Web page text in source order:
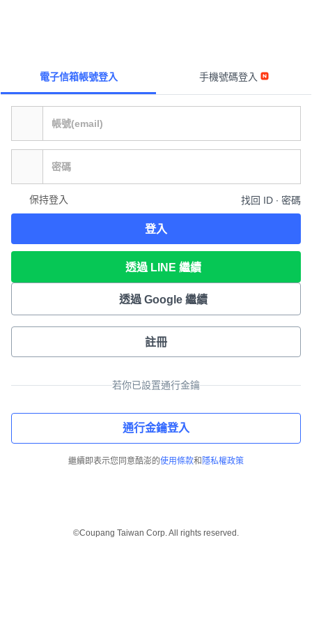
電子信箱帳號登入 手機號碼登入
保持登入 找回 ID ∙ 密碼
登入
透過 LINE 繼續
透過 Google 繼續
註冊
若你已設置通行金鑰
通行金鑰登入
繼續即表示您同意酷澎的使用條款和 隱私權政策
©Coupang Taiwan Corp. All rights reserved.